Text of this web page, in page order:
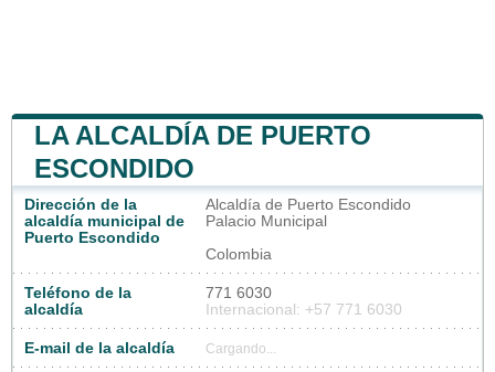
LA ALCALDÍA DE PUERTO
ESCONDIDO
Dirección de la
alcaldía municipal de
Puerto Escondido
Alcaldía de Puerto Escondido
Palacio Municipal
Colombia
Teléfono de la
alcaldía
771 6030
Internacional: +57 771 6030
E-mail de la alcaldía Cargando...